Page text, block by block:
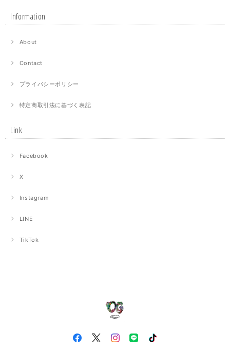
Information
About
Contact
プライバシーポリシー
特定商取引法に基づく表記
Link
Facebook
X
Instagram
LINE
TikTok